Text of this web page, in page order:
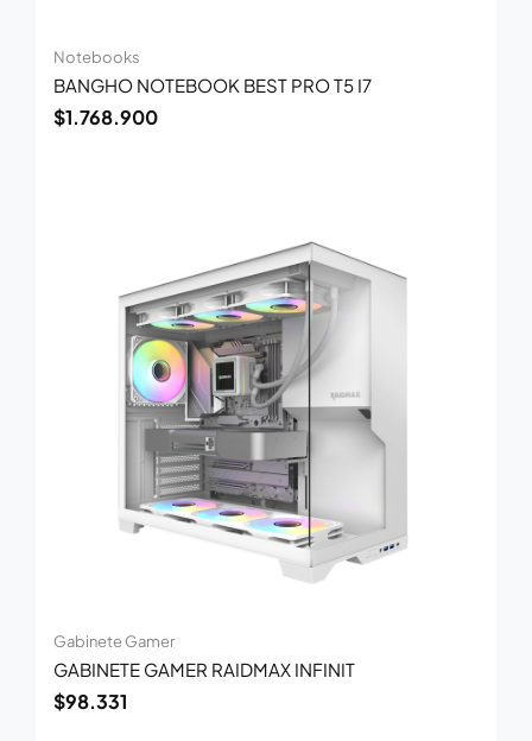
Notebooks
BANGHO NOTEBOOK BEST PRO T5 I7
$1.768.900
Gabinete Gamer
GABINETE GAMER RAIDMAX INFINIT
$98.331